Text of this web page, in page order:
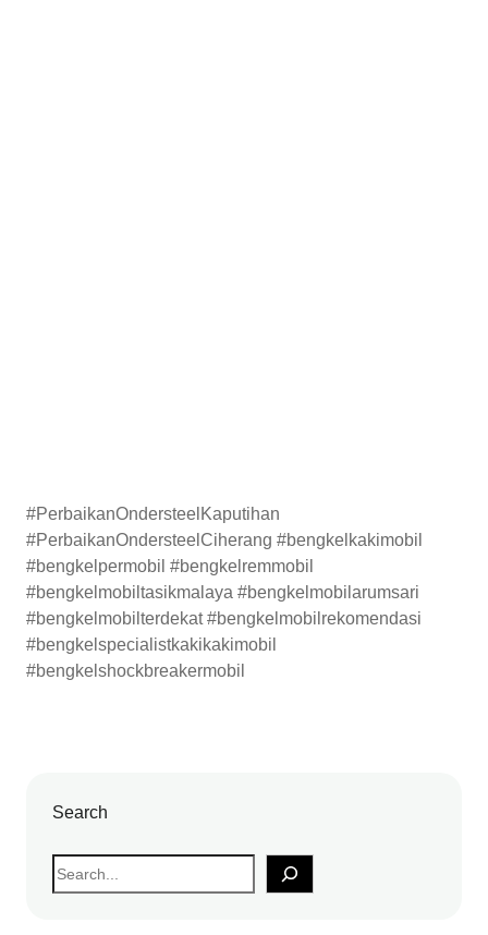
#PerbaikanOndersteelKaputihan
#PerbaikanOndersteelCiherang #bengkelkakimobil
#bengkelpermobil #bengkelremmobil
#bengkelmobiltasikmalaya #bengkelmobilarumsari
#bengkelmobilterdekat #bengkelmobilrekomendasi
#bengkelspecialistkakikakimobil
#bengkelshockbreakermobil
Search
S
e